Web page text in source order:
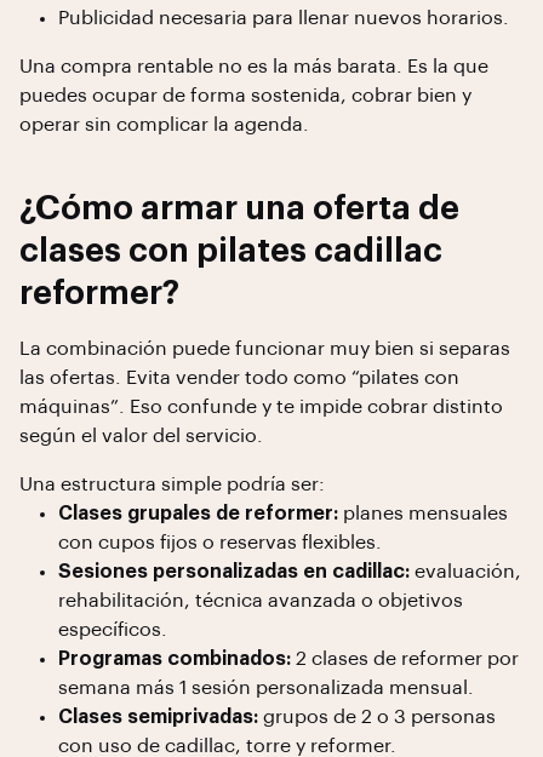
Publicidad necesaria para llenar nuevos horarios.
Una compra rentable no es la más barata. Es la que
puedes ocupar de forma sostenida, cobrar bien y
operar sin complicar la agenda.
¿Cómo armar una oferta de
clases con pilates cadillac
reformer?
La combinación puede funcionar muy bien si separas
las ofertas. Evita vender todo como “pilates con
máquinas”. Eso confunde y te impide cobrar distinto
según el valor del servicio.
Una estructura simple podría ser:
Clases grupales de reformer: planes mensuales
con cupos fijos o reservas flexibles.
Sesiones personalizadas en cadillac: evaluación,
rehabilitación, técnica avanzada o objetivos
específicos.
Programas combinados: 2 clases de reformer por
semana más 1 sesión personalizada mensual.
Clases semiprivadas: grupos de 2 o 3 personas
con uso de cadillac, torre y reformer.